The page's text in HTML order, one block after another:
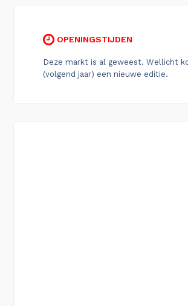
OPENINGSTIJDEN
Deze markt is al geweest. Wellicht
(volgend jaar) een nieuwe editie.